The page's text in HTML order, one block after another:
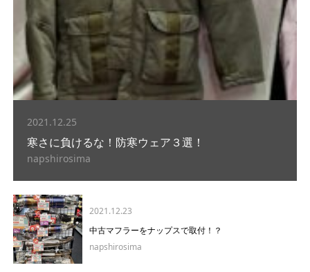
2021.12.25
寒さに負けるな！防寒ウェア３選！
napshirosima
2021.12.23
中古マフラーをナップスで取付！？
napshirosima